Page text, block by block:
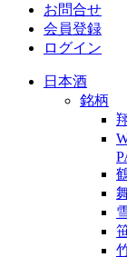
お問合せ
会員登録
ログイン
日本酒
銘柄